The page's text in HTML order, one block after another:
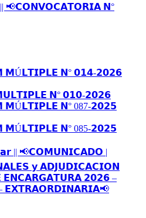
|| 📢𝗖𝗢𝗡𝗩𝗢𝗖𝗔𝗧𝗢𝗥𝗜𝗔 𝗡°
𝗡° 𝟬𝟭𝟰-𝟮𝟬𝟮𝟲
𝗡° 𝟬𝟭𝟬-𝟮𝟬𝟮𝟲
𝗡° 087-𝟮𝟬𝟮𝟱
𝗡° 085-𝟮𝟬𝟮𝟱
|| 📢𝗖𝗢𝗠𝗨𝗡𝗜𝗖𝗔𝗗𝗢 |
𝘆 𝗔𝗗𝗝𝗨𝗗𝗜𝗖𝗔𝗖𝗜𝗢𝗡
𝟮𝟬𝟮𝟲 –
𝗘𝗫𝗧𝗥𝗔𝗢𝗥𝗗𝗜𝗡𝗔𝗥𝗜𝗔📢